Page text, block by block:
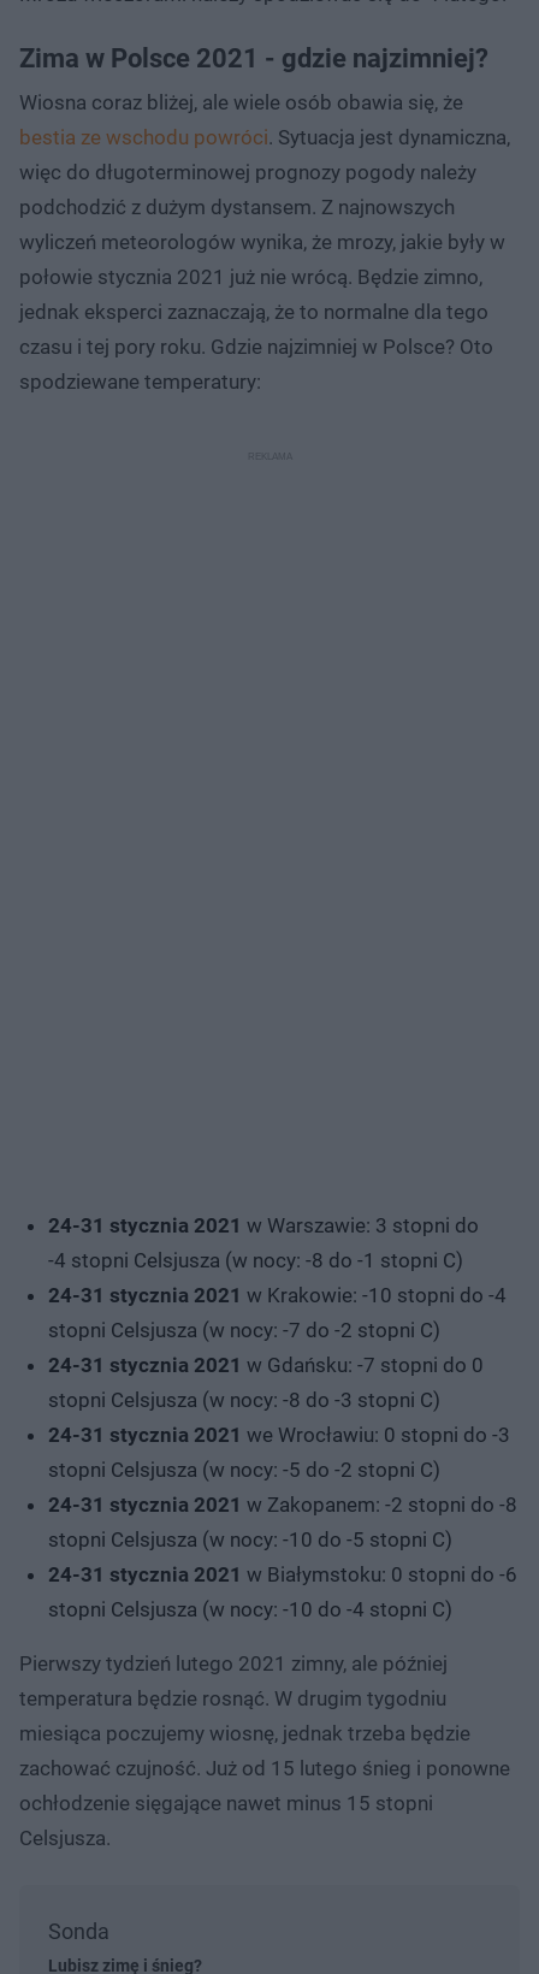
Zima w Polsce 2021 - gdzie najzimniej?
Wiosna coraz bliżej, ale wiele osób obawia się, że
bestia ze wschodu powróci. Sytuacja jest dynamiczna,
więc do długoterminowej prognozy pogody należy
podchodzić z dużym dystansem. Z najnowszych
wyliczeń meteorologów wynika, że mrozy, jakie były w
połowie stycznia 2021 już nie wrócą. Będzie zimno,
jednak eksperci zaznaczają, że to normalne dla tego
czasu i tej pory roku. Gdzie najzimniej w Polsce? Oto
spodziewane temperatury:
24-31 stycznia 2021 w Warszawie: 3 stopni do
-4 stopni Celsjusza (w nocy: -8 do -1 stopni C)
24-31 stycznia 2021 w Krakowie: -10 stopni do -4
stopni Celsjusza (w nocy: -7 do -2 stopni C)
24-31 stycznia 2021 w Gdańsku: -7 stopni do 0
stopni Celsjusza (w nocy: -8 do -3 stopni C)
24-31 stycznia 2021 we Wrocławiu: 0 stopni do -3
stopni Celsjusza (w nocy: -5 do -2 stopni C)
24-31 stycznia 2021 w Zakopanem: -2 stopni do -8
stopni Celsjusza (w nocy: -10 do -5 stopni C)
24-31 stycznia 2021 w Białymstoku: 0 stopni do -6
stopni Celsjusza (w nocy: -10 do -4 stopni C)
Pierwszy tydzień lutego 2021 zimny, ale później
temperatura będzie rosnąć. W drugim tygodniu
miesiąca poczujemy wiosnę, jednak trzeba będzie
zachować czujność. Już od 15 lutego śnieg i ponowne
ochłodzenie sięgające nawet minus 15 stopni
Celsjusza.
Sonda
Lubisz zimę i śnieg?